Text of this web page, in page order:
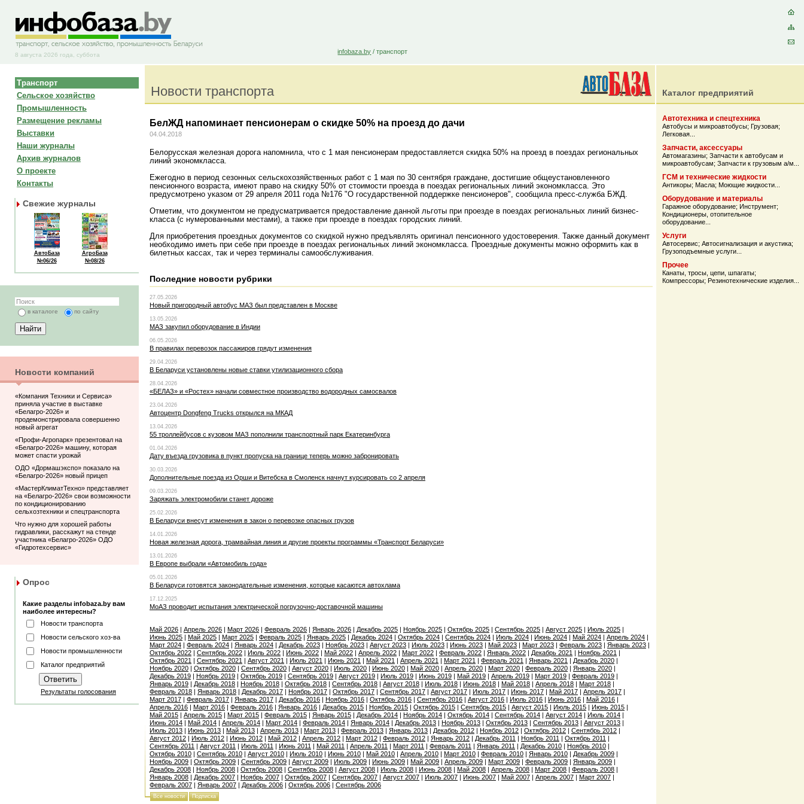
8 августа 2026 года, суббота infobaza.by /транспорт
Транспорт
Сельское хозяйство
Промышленность
Размещение рекламы
Выставки
Наши журналы
Архив журналов
О проекте
Контакты
Свежие журналы
АвтоБаза
№06/26
АгроБаза
№08/26
в каталоге по сайту
Новости компаний
«Компания Техники и Сервиса»
приняла участие в выставке
«Белагро-2026» и
продемонстрировала совершенно
новый агрегат
«Профи-Агропарк» презентовал на
«Белагро-2026» машину, которая
может спасти урожай
ОДО «Дормашэкспо» показало на
«Белагро-2026» новый прицеп
«МастерКлиматТехно» представляет
на «Белагро-2026» свои возможности
по кондиционированию
сельхозтехники и спецтранспорта
Что нужно для хорошей работы
гидравлики, расскажут на стенде
участника «Белагро-2026» ОДО
«Гидротехсервис»
Опрос
Какие разделы infobaza.by вам
наиболее интересны?
Новости транспорта
Новости сельского хоз-ва
Новости промышленности
Каталог предприятий
Результаты голосования
Новости транспорта
БелЖД напоминает пенсионерам о скидке 50% на проезд до дачи
04.04.2018
Белорусская железная дорога напомнила, что с 1 мая пенсионерам предоставляется скидка 50% на проезд в поездах региональных
линий экономкласса.
Ежегодно в период сезонных сельскохозяйственных работ с 1 мая по 30 сентября граждане, достигшие общеустановленного
пенсионного возраста, имеют право на скидку 50% от стоимости проезда в поездах региональных линий экономкласса. Это
предусмотрено указом от 29 апреля 2011 года №176 "О государственной поддержке пенсионеров", сообщила пресс-служба БЖД.
Отметим, что документом не предусматривается предоставление данной льготы при проезде в поездах региональных линий бизнес-
класса (с нумерованными местами), а также при проезде в поездах городских линий.
Для приобретения проездных документов со скидкой нужно предъявлять оригинал пенсионного удостоверения. Также данный документ
необходимо иметь при себе при проезде в поездах региональных линий экономкласса. Проездные документы можно оформить как в
билетных кассах, так и через терминалы самообслуживания.
Последние новости рубрики
27.05.2026
Новый пригородный автобус МАЗ был представлен в Москве
13.05.2026
МАЗ закупил оборудование в Индии
06.05.2026
В правилах перевозок пассажиров грядут изменения
29.04.2026
В Беларуси установлены новые ставки утилизационного сбора
28.04.2026
«БЕЛАЗ» и «Ростех» начали совместное производство водородных самосвалов
23.04.2026
Автоцентр Dongfeng Trucks открылся на МКАД
13.04.2026
55 троллейбусов с кузовом МАЗ пополнили транспортный парк Екатеринбурга
01.04.2026
Дату въезда грузовика в пункт пропуска на границе теперь можно забронировать
30.03.2026
Дополнительные поезда из Орши и Витебска в Смоленск начнут курсировать со 2 апреля
09.03.2026
Заряжать электромобили станет дороже
25.02.2026
В Беларуси внесут изменения в закон о перевозке опасных грузов
14.01.2026
Новая железная дорога, трамвайная линия и другие проекты программы «Транспорт Беларуси»
13.01.2026
В Европе выбрали «Автомобиль года»
05.01.2026
В Беларуси готовятся законодательные изменения, которые касаются автохлама
17.12.2025
МоАЗ проводит испытания электрической погрузочно-доставочной машины
Май 2026 | Апрель 2026 | Март 2026 | Февраль 2026 | Январь 2026 | Декабрь 2025 | Ноябрь 2025 | Октябрь 2025 | Сентябрь 2025 | Август 2025 | Июль 2025 |
Июнь 2025 | Май 2025 | Март 2025 | Февраль 2025 | Январь 2025 | Декабрь 2024 | Октябрь 2024 | Сентябрь 2024 | Июль 2024 | Июнь 2024 | Май 2024 | Апрель 2024 |
Март 2024 | Февраль 2024 | Январь 2024 | Декабрь 2023 | Ноябрь 2023 | Август 2023 | Июль 2023 | Июнь 2023 | Май 2023 | Март 2023 | Февраль 2023 | Январь 2023 |
Октябрь 2022 | Сентябрь 2022 | Июль 2022 | Июнь 2022 | Май 2022 | Апрель 2022 | Март 2022 | Февраль 2022 | Январь 2022 | Декабрь 2021 | Ноябрь 2021 |
Октябрь 2021 | Сентябрь 2021 | Август 2021 | Июль 2021 | Июнь 2021 | Май 2021 | Апрель 2021 | Март 2021 | Февраль 2021 | Январь 2021 | Декабрь 2020 |
Ноябрь 2020 | Октябрь 2020 | Сентябрь 2020 | Август 2020 | Июль 2020 | Июнь 2020 | Май 2020 | Апрель 2020 | Март 2020 | Февраль 2020 | Январь 2020 |
Декабрь 2019 | Ноябрь 2019 | Октябрь 2019 | Сентябрь 2019 | Август 2019 | Июль 2019 | Июнь 2019 | Май 2019 | Апрель 2019 | Март 2019 | Февраль 2019 |
Январь 2019 | Декабрь 2018 | Ноябрь 2018 | Октябрь 2018 | Сентябрь 2018 | Август 2018 | Июль 2018 | Июнь 2018 | Май 2018 | Апрель 2018 | Март 2018 |
Февраль 2018 | Январь 2018 | Декабрь 2017 | Ноябрь 2017 | Октябрь 2017 | Сентябрь 2017 | Август 2017 | Июль 2017 | Июнь 2017 | Май 2017 | Апрель 2017 |
Март 2017 | Февраль 2017 | Январь 2017 | Декабрь 2016 | Ноябрь 2016 | Октябрь 2016 | Сентябрь 2016 | Август 2016 | Июль 2016 | Июнь 2016 | Май 2016 |
Апрель 2016 | Март 2016 | Февраль 2016 | Январь 2016 | Декабрь 2015 | Ноябрь 2015 | Октябрь 2015 | Сентябрь 2015 | Август 2015 | Июль 2015 | Июнь 2015 |
Май 2015 | Апрель 2015 | Март 2015 | Февраль 2015 | Январь 2015 | Декабрь 2014 | Ноябрь 2014 | Октябрь 2014 | Сентябрь 2014 | Август 2014 | Июль 2014 |
Июнь 2014 | Май 2014 | Апрель 2014 | Март 2014 | Февраль 2014 | Январь 2014 | Декабрь 2013 | Ноябрь 2013 | Октябрь 2013 | Сентябрь 2013 | Август 2013 |
Июль 2013 | Июнь 2013 | Май 2013 | Апрель 2013 | Март 2013 | Февраль 2013 | Январь 2013 | Декабрь 2012 | Ноябрь 2012 | Октябрь 2012 | Сентябрь 2012 |
Август 2012 | Июль 2012 | Июнь 2012 | Май 2012 | Апрель 2012 | Март 2012 | Февраль 2012 | Январь 2012 | Декабрь 2011 | Ноябрь 2011 | Октябрь 2011 |
Сентябрь 2011 | Август 2011 | Июль 2011 | Июнь 2011 | Май 2011 | Апрель 2011 | Март 2011 | Февраль 2011 | Январь 2011 | Декабрь 2010 | Ноябрь 2010 |
Октябрь 2010 | Сентябрь 2010 | Август 2010 | Июль 2010 | Июнь 2010 | Май 2010 | Апрель 2010 | Март 2010 | Февраль 2010 | Январь 2010 | Декабрь 2009 |
Ноябрь 2009 | Октябрь 2009 | Сентябрь 2009 | Август 2009 | Июль 2009 | Июнь 2009 | Май 2009 | Апрель 2009 | Март 2009 | Февраль 2009 | Январь 2009 |
Декабрь 2008 | Ноябрь 2008 | Октябрь 2008 | Сентябрь 2008 | Август 2008 | Июль 2008 | Июнь 2008 | Май 2008 | Апрель 2008 | Март 2008 | Февраль 2008 |
Январь 2008 | Декабрь 2007 | Ноябрь 2007 | Октябрь 2007 | Сентябрь 2007 | Август 2007 | Июль 2007 | Июнь 2007 | Май 2007 | Апрель 2007 | Март 2007 |
Февраль 2007 | Январь 2007 | Декабрь 2006 | Октябрь 2006 | Сентябрь 2006
Все новости Подписка
Каталог предприятий
Автотехника и спецтехника
Автобусы и микроавтобусы; Грузовая;
Легковая
Запчасти, аксессуары
Автомагазины; Запчасти к автобусам и
микроавтобусам; Запчасти к грузовым а/м
ГСМ и технические жидкости
Антикоры; Масла; Моющие жидкости
Оборудование и материалы
Гаражное оборудование; Инструмент;
Кондиционеры, отопительное
оборудование
Услуги
Автосервис; Автосигнализация и акустика;
Грузоподъемные услуги
Прочее
Канаты, тросы, цепи, шпагаты;
Компрессоры; Резинотехнические изделия